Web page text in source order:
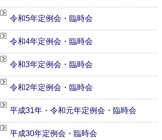
令和5年定例会・臨時会
令和4年定例会・臨時会
令和3年定例会・臨時会
令和2年定例会・臨時会
平成31年・令和元年定例会・臨時会
平成30年定例会・臨時会